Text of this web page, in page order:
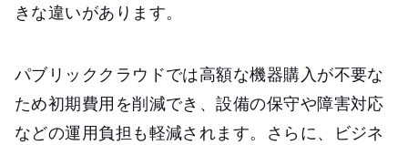
きな違いがあります。
パブリッククラウドでは高額な機器購入が不要な
ため初期費用を削減でき、設備の保守や障害対応
などの運用負担も軽減されます。さらに、ビジネ